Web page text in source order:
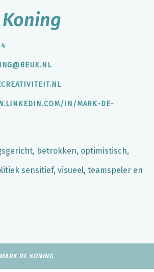
IN/MARK-DE-
betrokken, optimistisch,
sensitief, visueel, teamspeler en
MARK DE KONING